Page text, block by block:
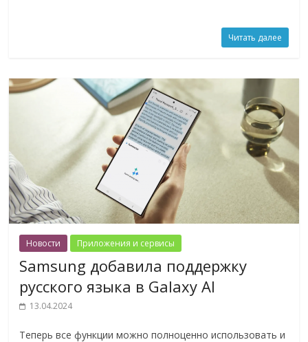
Читать далее
Новости Приложения и сервисы
Samsung добавила поддержку
русского языка в Galaxy AI
13.04.2024
Теперь все функции можно полноценно использовать и